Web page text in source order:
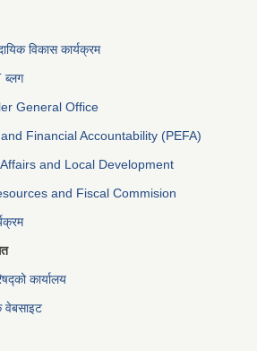
विकास कार्यक्रम
ब्लग
General Office
Financial Accountability (PEFA)
and Local Development
and Fiscal Commision
कार्यालय
वेबसाइट